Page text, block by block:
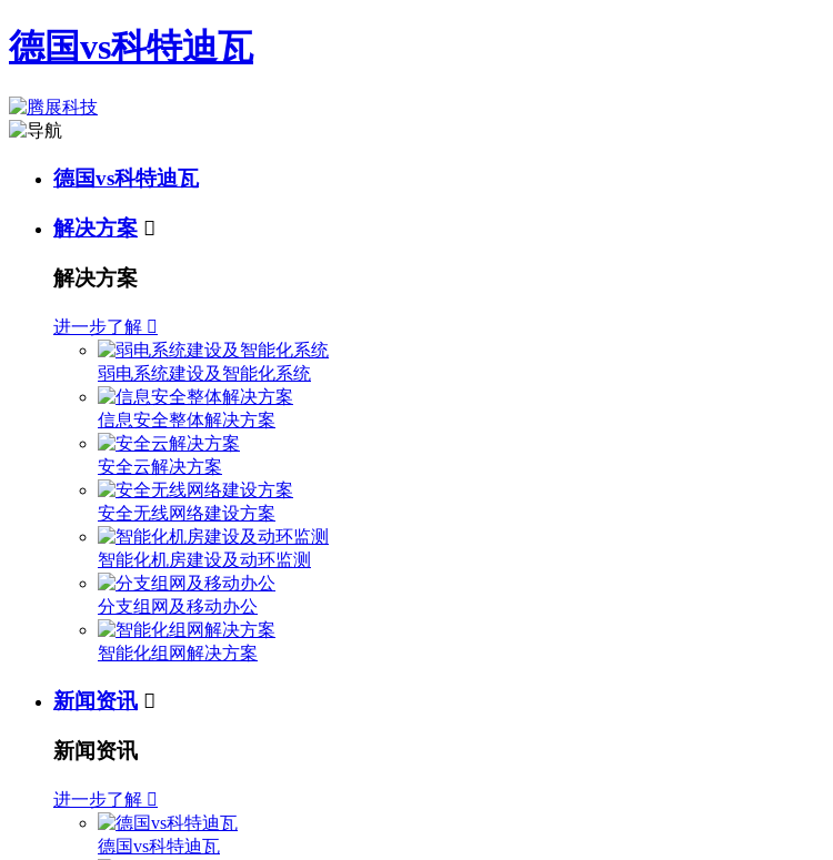
德国vs科特迪瓦
德国vs科特迪瓦
解决方案 
解决方案
进一步了解 
弱电系统建设及智能化系统
信息安全整体解决方案
安全云解决方案
安全无线网络建设方案
智能化机房建设及动环监测
分支组网及移动办公
智能化组网解决方案
新闻资讯 
新闻资讯
进一步了解 
德国vs科特迪瓦